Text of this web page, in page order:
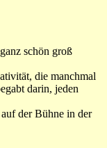
schön groß
die manchmal
darin, jeden
der Bühne in der